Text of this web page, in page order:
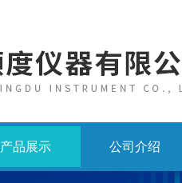
产品展示 公司介绍